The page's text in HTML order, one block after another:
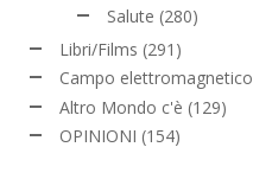
Salute (280)
Libri/Films (291)
Campo elettromagnetico
Altro Mondo c'è (129)
OPINIONI (154)